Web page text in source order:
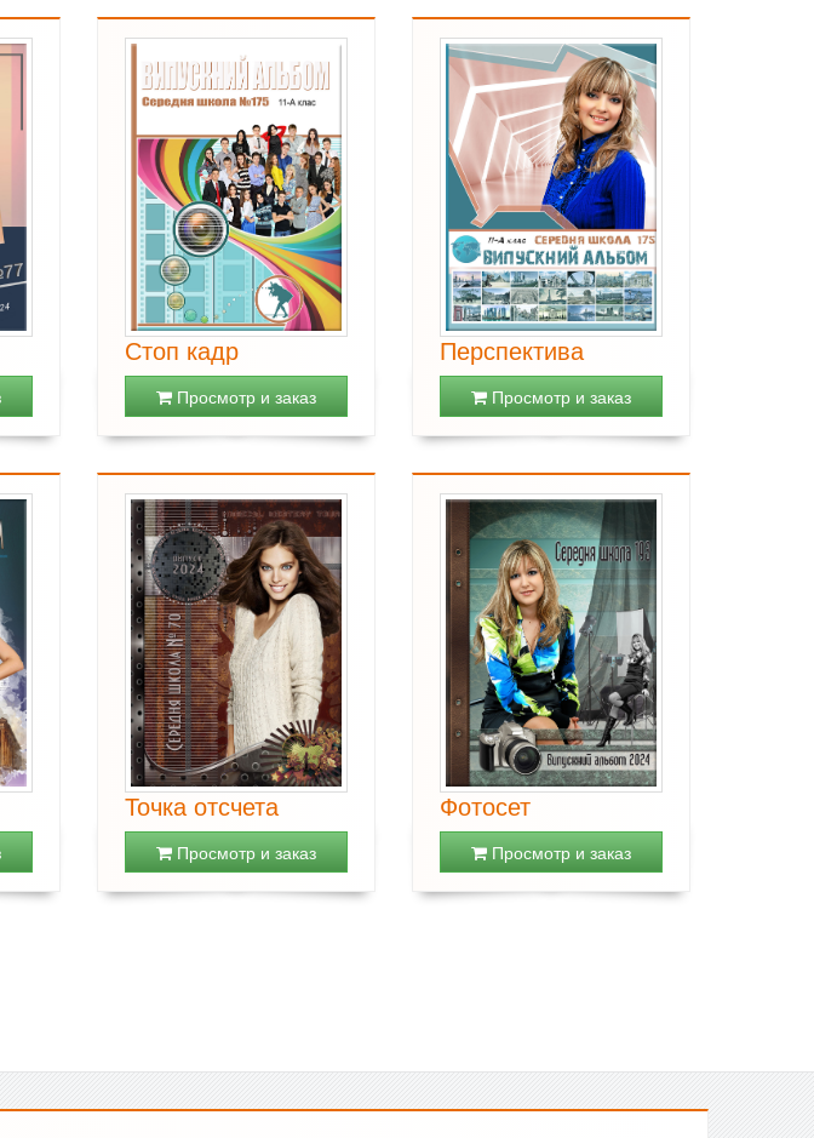
Стоп кадр
Просмотр и заказ
Перспектива
Просмотр и заказ
Точка отсчета
Просмотр и заказ
Фотосет
Просмотр и заказ